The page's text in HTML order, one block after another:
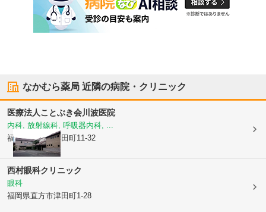
なかむら薬局 近隣の病院・クリニック
医療法人ことぶき会川波医院
内科, 放射線科, 呼吸器内科, ...
福岡県直方市津田町11-32
西村眼科クリニック
眼科
福岡県直方市津田町1-28